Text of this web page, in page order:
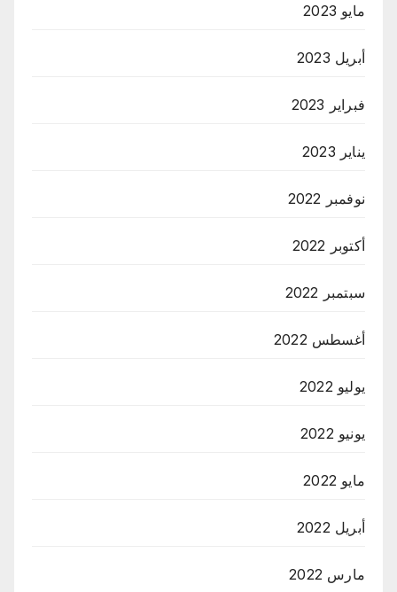
مايو 2023
أبريل 2023
فبراير 2023
يناير 2023
نوفمبر 2022
أكتوبر 2022
سبتمبر 2022
أغسطس 2022
يوليو 2022
يونيو 2022
مايو 2022
أبريل 2022
مارس 2022